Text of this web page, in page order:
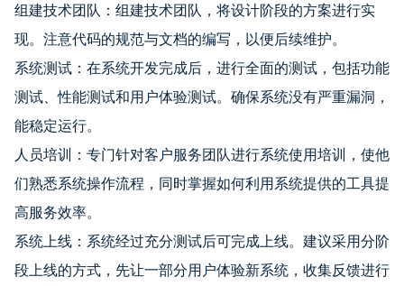
组建技术团队：组建技术团队，将设计阶段的方案进行实
现。注意代码的规范与文档的编写，以便后续维护。
系统测试：在系统开发完成后，进行全面的测试，包括功能
测试、性能测试和用户体验测试。确保系统没有严重漏洞，
能稳定运行。
人员培训：专门针对客户服务团队进行系统使用培训，使他
们熟悉系统操作流程，同时掌握如何利用系统提供的工具提
高服务效率。
系统上线：系统经过充分测试后可完成上线。建议采用分阶
段上线的方式，先让一部分用户体验新系统，收集反馈进行